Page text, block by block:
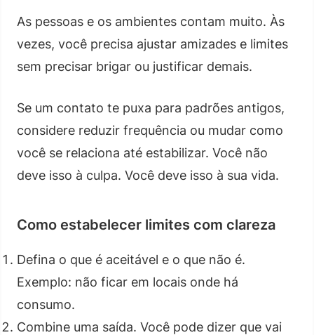
As pessoas e os ambientes contam muito. Às
vezes, você precisa ajustar amizades e limites
sem precisar brigar ou justificar demais.
Se um contato te puxa para padrões antigos,
considere reduzir frequência ou mudar como
você se relaciona até estabilizar. Você não
deve isso à culpa. Você deve isso à sua vida.
Como estabelecer limites com clareza
Defina o que é aceitável e o que não é.
Exemplo: não ficar em locais onde há
consumo.
Combine uma saída. Você pode dizer que vai